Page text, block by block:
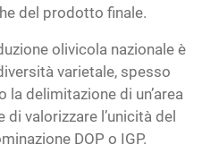
del prodotto finale.
olivicola nazionale è
varietale, spesso
delimitazione di un’area
valorizzare l’unicità del
DOP o IGP.